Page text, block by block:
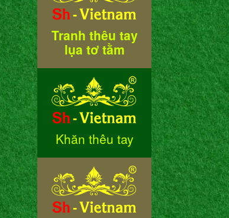
Tranh thêu tay
lụa tơ tằm
Khăn thêu tay